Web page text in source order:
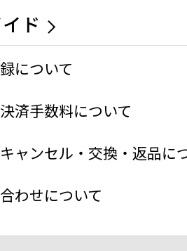
ド
について
済手数料について
ャンセル・交換・返品に
わせについて